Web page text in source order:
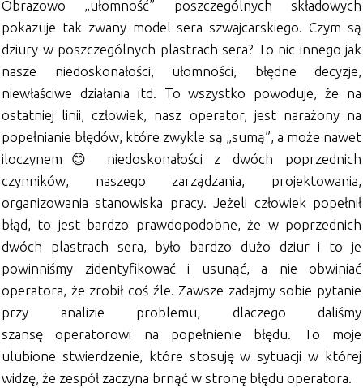
Obrazowo „ułomność” poszczególnych składowych
pokazuje tak zwany model sera szwajcarskiego. Czym są
dziury w poszczególnych plastrach sera? To nic innego jak
nasze niedoskonałości, ułomności, błędne decyzje,
niewłaściwe działania itd. To wszystko powoduje, że na
ostatniej linii, człowiek, nasz operator, jest narażony na
popełnianie błędów, które zwykle są „sumą”, a może nawet
iloczynem😊 niedoskonałości z dwóch poprzednich
czynników, naszego zarządzania, projektowania,
organizowania stanowiska pracy. Jeżeli człowiek popełnił
błąd, to jest bardzo prawdopodobne, że w poprzednich
dwóch plastrach sera, było bardzo dużo dziur i to je
powinniśmy zidentyfikować i usunąć, a nie obwiniać
operatora, że zrobił coś źle. Zawsze zadajmy sobie pytanie
przy analizie problemu, dlaczego daliśmy
szansę operatorowi na popełnienie błędu. To moje
ulubione stwierdzenie, które stosuję w sytuacji w której
widzę, że zespół zaczyna brnąć w stronę błędu operatora.